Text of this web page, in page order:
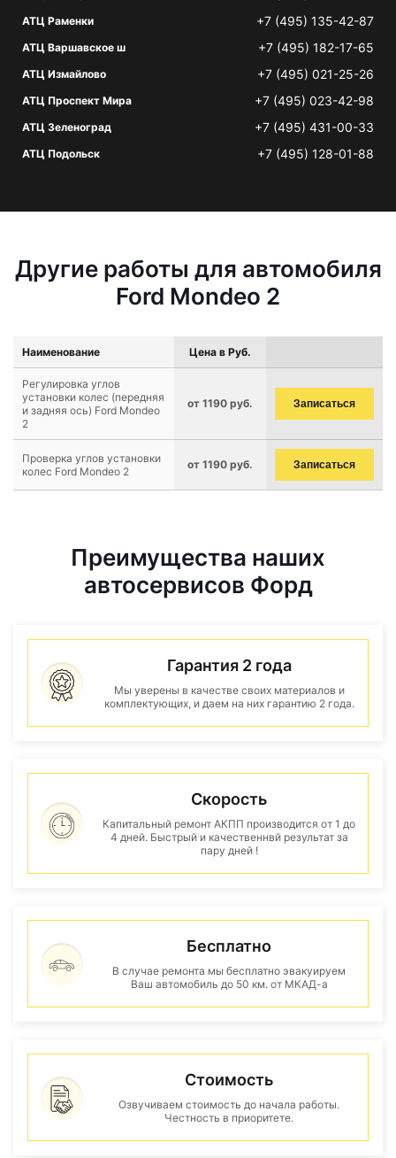
АТЦ Раменки +7 (495) 135-42-87
АТЦ Варшавское ш +7 (495) 182-17-65
АТЦ Измайлово +7 (495) 021-25-26
АТЦ Проспект Мира +7 (495) 023-42-98
АТЦ Зеленоград +7 (495) 431-00-33
АТЦ Подольск +7 (495) 128-01-88
Другие работы для автомобиля
Ford Mondeo 2
Наименование Цена в Руб.
Регулировка углов
установки колес (передняя
и задняя ось) Ford Mondeo
2
от 1190 руб. Записаться
Проверка углов установки
колес Ford Mondeo 2
от 1190 руб. Записаться
Преимущества наших
автосервисов Форд
Гарантия 2 года
Мы уверены в качестве своих материалов и
комплектующих, и даем на них гарантию 2 года.
Скорость
Капитальный ремонт АКПП производится от 1 до
4 дней. Быстрый и качественнвй результат за
пару дней !
Бесплатно
В случае ремонта мы бесплатно эвакуируем
Ваш автомобиль до 50 км. от МКАД-а
Стоимость
Озвучиваем стоимость до начала работы.
Честность в приоритете.